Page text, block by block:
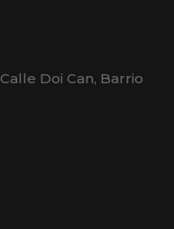
Doi Can, Barrio